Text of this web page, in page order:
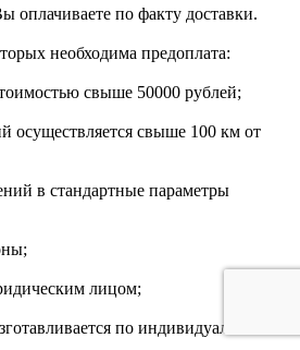
оплачиваете по факту доставки.
необходима предоплата:
свыше 50000 рублей;
осуществляется свыше 100 км от
в стандартные параметры
лицом;
по индивидуальным